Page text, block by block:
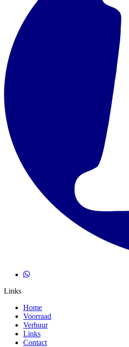
Links
Home
Voorraad
Verhuur
Links
Contact